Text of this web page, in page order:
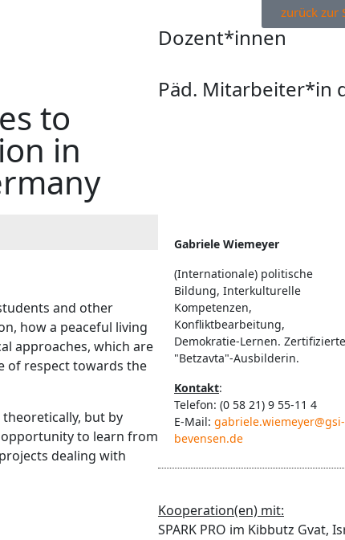
zurück zur
to
in
and other
how a peaceful living
approaches, which are
of respect towards the
but by
to learn from
dealing with
Dozent*innen
Päd. Mitarbeiter*in
Gabriele Wiemeyer
(Internationale) politische
Bildung, Interkulturelle
Kompetenzen,
Konfliktbearbeitung,
Demokratie-Lernen. Zertifizierte
"Betzavta"-Ausbilderin.
Kontakt:
Telefon: (0 58 21) 9 55-11 4
E-Mail: gabriele.wiemeyer@gsi-
bevensen.de
Kooperation(en) mit:
SPARK PRO im Kibbutz Gvat,